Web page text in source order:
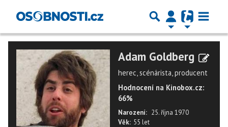
Adam Goldberg
herec, scénárista, producent
Hodnocení na Kinobox.cz:
66%
Narození: 25. října 1970
Věk: 55 let